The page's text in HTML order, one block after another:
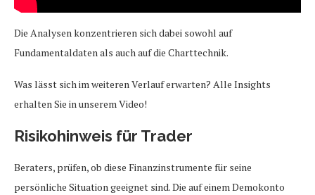
Die Analysen konzentrieren sich dabei sowohl auf
Fundamentaldaten als auch auf die Charttechnik.
Was lässt sich im weiteren Verlauf erwarten? Alle Insights
erhalten Sie in unserem Video!
Risikohinweis für Trader
Beraters, prüfen, ob diese Finanzinstrumente für seine
persönliche Situation geeignet sind. Die auf einem Demokonto